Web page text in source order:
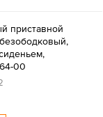
приставной
00